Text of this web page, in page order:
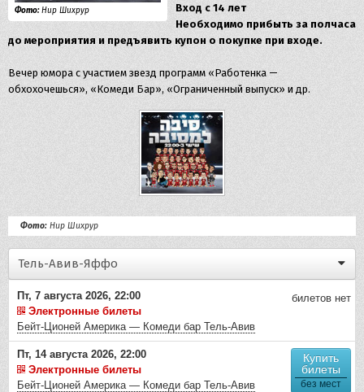
Фото:Нир Шихрур
Вход с 14 лет
Необходимо прибыть за полчаса
до мероприятия и предъявить купон о покупке при входе.
Вечер юмора с участием звезд программ «Работенка —
обхохочешься», «Комеди Бар», «Ограниченный выпуск» и др.
Фото: Нир Шихрур
Тель-Авив-Яффо
Пт, 7 августа 2026, 22:00
Электронные билеты
Бейт-Ционей Америка — Комеди бар Тель-Авив
билетов нет
Пт, 14 августа 2026, 22:00
Электронные билеты
Бейт-Ционей Америка — Комеди бар Тель-Авив
Купить
билеты
без мест